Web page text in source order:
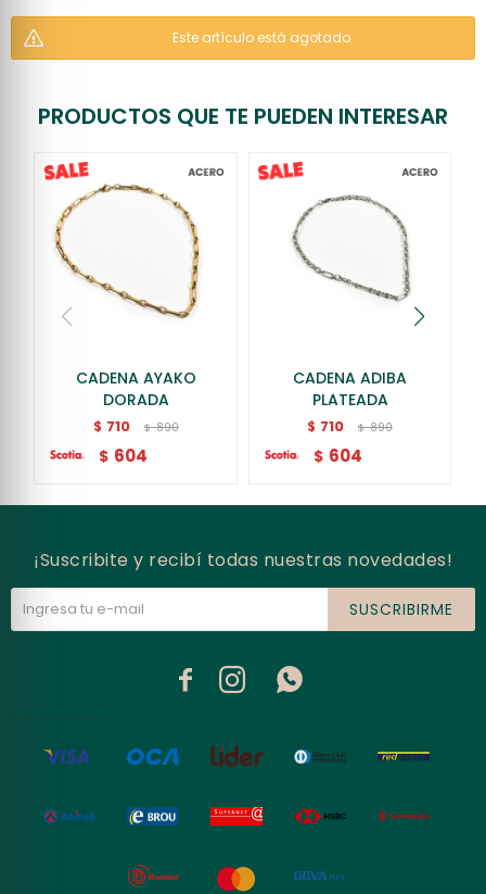
Este artículo está agotado.
PRODUCTOS QUE TE PUEDEN INTERESAR
CADENA AYAKO
DORADA
$ 710 $ 890
$ 604
CADENA ADIBA
PLATEADA
$ 710 $ 890
$ 604
¡Suscribite y recibí todas nuestras novedades!
SUSCRIBIRME
  